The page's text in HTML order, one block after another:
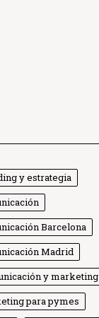
y estrategia
Barcelona
Madrid
y marketing
para pymes